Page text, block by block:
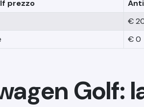
prezzo
€
€0
Golf: